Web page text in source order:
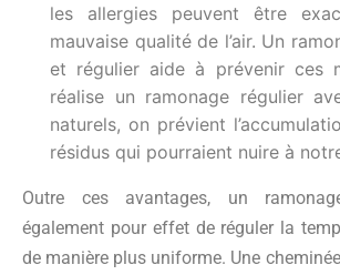
les allergies peuvent être
mauvaise qualité de l’air. Un
et régulier aide à prévenir ces
réalise un ramonage régulier
naturels, on prévient
résidus qui pourraient nuire à
Outre ces avantages, un
également pour effet de réguler la
de manière plus uniforme. Une